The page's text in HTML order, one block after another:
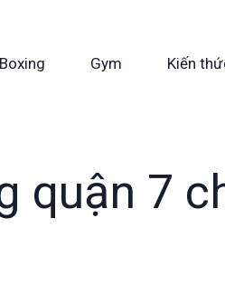
Boxing Gym Kiến
quận 7